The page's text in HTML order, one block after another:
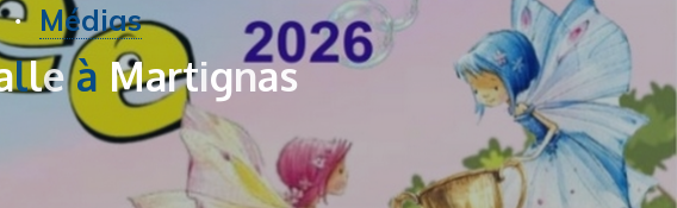
Médias
lle à Martignas